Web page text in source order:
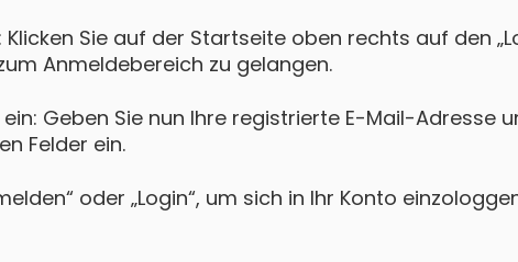
Sie auf der Startseite oben rechts auf den
Anmeldebereich zu gelangen.
Geben Sie nun Ihre registrierte E-Mail-Adresse
Felder ein.
oder „Login“, um sich in Ihr Konto